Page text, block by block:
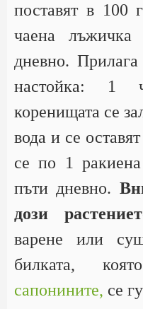
поставят в 100
чаена
дневно.
настойка: 1
коренищата се
вода и се
се по 1
пъти дневно.
дози
варене или
билката,
сапонините, се